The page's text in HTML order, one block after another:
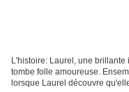
L'histoire: Laurel, une
tombe folle amoureuse.
lorsque Laurel découvre